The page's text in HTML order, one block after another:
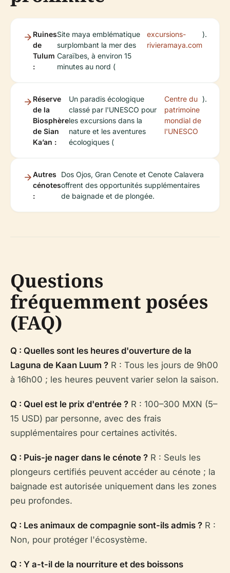
Ruines
de
Tulum
:
Site maya emblématique
surplombant la mer des
Caraïbes, à environ 15
minutes au nord (
excursions-
rivieramaya.com
).
Réserve
de la
Biosphère
de Sian
Ka’an :
Un paradis écologique
classé par l'UNESCO pour
les excursions dans la
nature et les aventures
écologiques (
Centre du
patrimoine
mondial de
l'UNESCO
).
Autres
cénotes
:
Dos Ojos, Gran Cenote et Cenote Calavera
offrent des opportunités supplémentaires
de baignade et de plongée.
Questions
fréquemment posées
(FAQ)
Q : Quelles sont les heures d'ouverture de la
Laguna de Kaan Luum ? R : Tous les jours de 9h00
à 16h00 ; les heures peuvent varier selon la saison.
Q : Quel est le prix d'entrée ? R : 100–300 MXN (5–
15 USD) par personne, avec des frais
supplémentaires pour certaines activités.
Q : Puis-je nager dans le cénote ? R : Seuls les
plongeurs certifiés peuvent accéder au cénote ; la
baignade est autorisée uniquement dans les zones
peu profondes.
Q : Les animaux de compagnie sont-ils admis ? R :
Non, pour protéger l'écosystème.
Q : Y a-t-il de la nourriture et des boissons